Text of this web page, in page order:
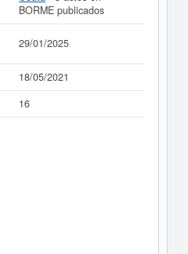
BORME publicados
29/01/2025
18/05/2021
16